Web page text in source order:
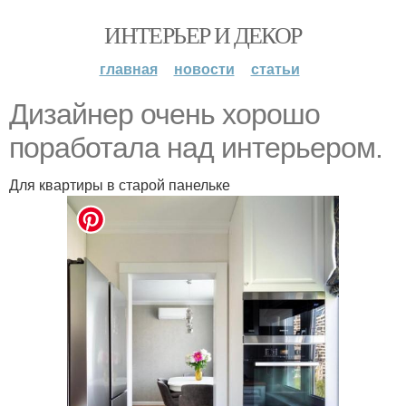
ИНТЕРЬЕР И ДЕКОР
главная новости статьи
Дизайнер очень хорошо
поработала над интерьером.
Для квартиры в старой панельке